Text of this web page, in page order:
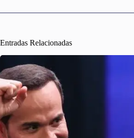
Entradas Relacionadas